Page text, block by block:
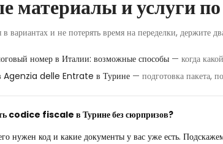
материалы и услуги
в вариантах и не потерять время на переделки, держите
номер в Италии: возможные способы — когда
Agenzia delle Entrate в Турине — подготовка пакета,
codice fiscale в Турине без сюрпризов?
нужен код и какие документы у вас уже есть.